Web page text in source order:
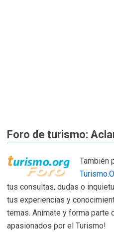
Foro de turismo:
También
tus consultas, dudas o
tus experiencias y
temas. Anímate y forma parte
apasionados por el Turismo!